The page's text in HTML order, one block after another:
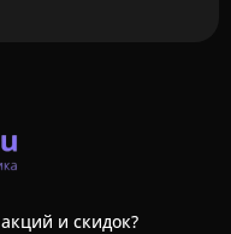
и скидок?